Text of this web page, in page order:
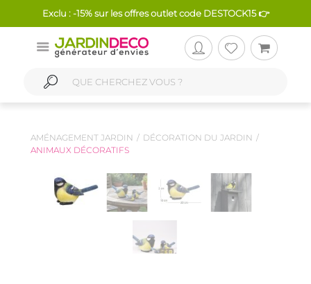
Exclu : -15% sur les offres outlet code DESTOCK15 👉
AMÉNAGEMENT JARDIN
DÉCORATION DU JARDIN
ANIMAUX DÉCORATIFS